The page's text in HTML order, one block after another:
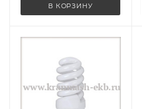
В КОРЗИНУ